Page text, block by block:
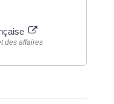
des affaires